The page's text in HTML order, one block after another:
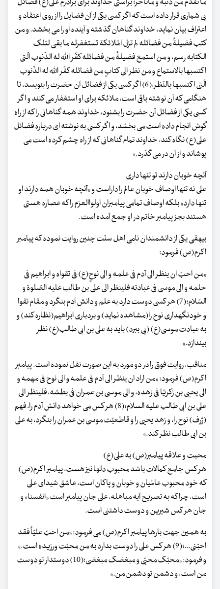
بی شماری قرار داده است که اگر کسی یکی از آن فضایل را از روی اعتقاد و
اعتراف بیان نماید، خداوند گناهان گذشته و آینده او را می بخشد. و من
کتب فضیلةً من فضائله لم تزل الملائکة تستغفرله ما بقی لتلک
الکتابه رسم، و من استمع فضیلةً من فضائله کفّر اللّه له الذّنوب الّتی
اکتسبها بالاستماع و من نظر الی کتابٍ من فضائله کفّر اللّه له الذّنوب
الّتی اکتسبها بالنّظر،(6) اگر کسی یکی از فضائل آن حضرت را بنویسد، تا
هنگامی که آن نوشته باقی است، ملائکه برای او استغفار می کنند و اگر
کسی یکی از فضائل آن حضرت را بشنود، خداوند همه گناهانی را که از راه
گوش انجام داده است می بخشد، و اگر کسی به نوشته ای درباره فضائل
علی(ع) نگاه کند، خداوند تمام گناهانی که از راه چشم کرده است می
پوشاند و از آن در می گذرد.»
آنچه خوبان دارند تو تنها داری
علی نه تنها اوصاف خوبان عالم را داراست و «آنچه خوبان همه دارند او
تنها دارد» بلکه اوصاف تمامی پیامبران اولواالعزم را که عصاره هستی
هستند بجز پیامبر خاتم در او جمع آمده است.
بیهقی یکی از دانشمندان نامی اهل سنّت چنین روایت نموده که پیامبر
اکرم(ص) فرمود:
«من احبّ ان ینظر الی آدم فی علمه و الی نوحٍ(ع) فی تقواه و ابراهیم فی
حلمه و الی موسی فی عبادته فلینظر الی علی بن طالب علیه الصّلوة و
السّلام؛(7) هر کسی دوست دارد به علم و دانش آدم بنگرد و مقام تقوا
و خودنگهداری نوح را(مشاهده نماید) و بردباری ابراهیم(نظاره کند) و
به عبادت موسی(ع) (پی ببرد) باید به علی بن ابی طالب(ع) نظر
بیندازد.»
مناقب، روایت فوق را در دو مورد به این صورت نقل نموده است. پیامبر
اکرم(ص) فرمود: «من اراد ان ینظر الی آدم فی علمه و الی نوح فی مهمه و
الی یحیی بن زکریّا فی زهده، و الی موسی بن عمران فی بطشه، فلینظر الی
علی بن ابی طالب علیه السلام؛(8) هر کس می خواهد دانش آدم را، فهم
(ژرف) نوح را، و زهد یحیی را و قاطعیّت موسی بن عمران را بنگرد، به علی
بن ابی طالب نظر کند.»
محبت و علاقه پیامبر(ص) به علی(ع)
هر کس جامع کمالات باشد محبوب دلها نیز هست، پیامبر اکرم(ص)
که خود محبوب عالمیان و خوبان و پاکان است، عاشق شیدای علی
است، چرا که به تصریح آیه مباهله، علی جان پیامبر است «انفسنا» و
جان هر کس شیرین و دوست داشتنی است.
به همین جهت بارها پیامبر اکرم(ص) می فرمود: «من احبّ علیّاً فقد
احبّنی...؛(9) هر کس علی را دوست بدارد به من محبّت ورزیده است.»
و فرمود: «محبّک محبّی و مبغضک مبغضی؛(10) دوستدار تو دوست
من است، و دشمن تو دشمن من.»